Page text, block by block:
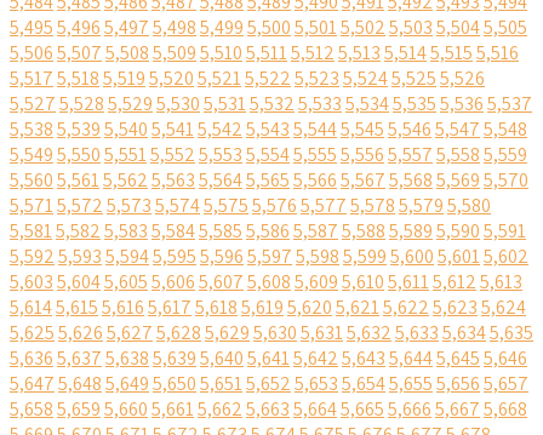
5,4955,4965,4975,4985,4995,5005,5015,5025,5035,5045,505
5,5065,5075,5085,5095,5105,5115,5125,5135,5145,5155,516
5,5175,5185,5195,5205,5215,5225,5235,5245,5255,526
5,5275,5285,5295,5305,5315,5325,5335,5345,5355,5365,537
5,5385,5395,5405,5415,5425,5435,5445,5455,5465,5475,548
5,5495,5505,5515,5525,5535,5545,5555,5565,5575,5585,559
5,5605,5615,5625,5635,5645,5655,5665,5675,5685,5695,570
5,5715,5725,5735,5745,5755,5765,5775,5785,5795,580
5,5815,5825,5835,5845,5855,5865,5875,5885,5895,5905,591
5,5925,5935,5945,5955,5965,5975,5985,5995,6005,6015,602
5,6035,6045,6055,6065,6075,6085,6095,6105,6115,6125,613
5,6145,6155,6165,6175,6185,6195,6205,6215,6225,6235,624
5,6255,6265,6275,6285,6295,6305,6315,6325,6335,6345,635
5,6365,6375,6385,6395,6405,6415,6425,6435,6445,6455,646
5,6475,6485,6495,6505,6515,6525,6535,6545,6555,6565,657
5,6585,6595,6605,6615,6625,6635,6645,6655,6665,6675,668